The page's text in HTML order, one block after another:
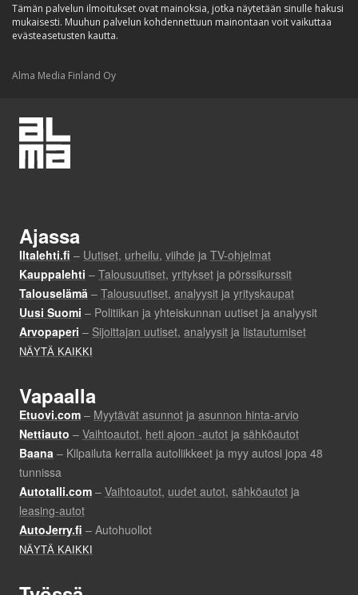
Tämän palvelun ilmoitukset ovat mainoksia, jotka näytetään sinulle hakusi
mukaisesti. Muuhun palvelun kohdennettuun mainontaan voit vaikuttaa
evästeasetusten kautta.
Alma Media Finland Oy